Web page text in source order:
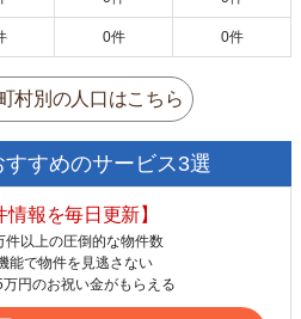
0件 0件
村別の人口はこちら
すめのサービス3選
情報を毎日更新】
件以上の圧倒的な物件数
能で物件を見逃さない
万円のお祝い金がもらえる